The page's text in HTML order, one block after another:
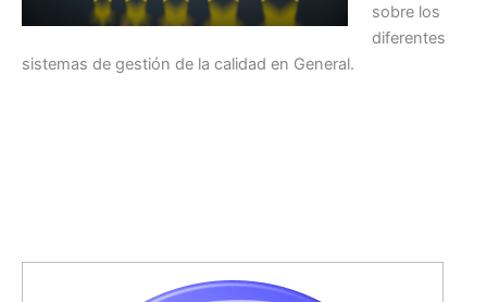
sobre los
diferentes
sistemas de gestión de la calidad en General.